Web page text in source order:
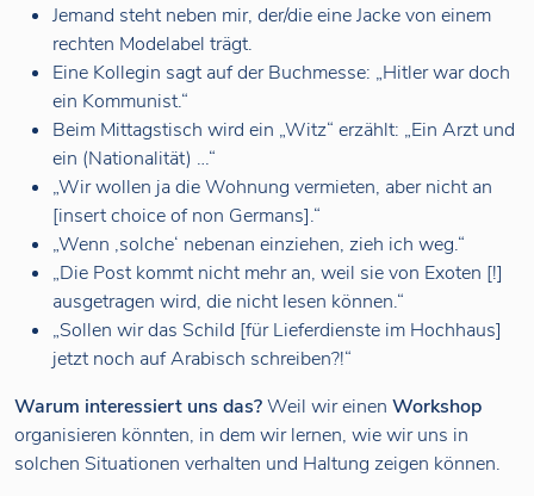
Jemand steht neben mir, der/die eine Jacke von einem
rechten Modelabel trägt.
Eine Kollegin sagt auf der Buchmesse: „Hitler war doch
ein Kommunist.“
Beim Mittagstisch wird ein „Witz“ erzählt: „Ein Arzt und
ein (Nationalität) …“
„Wir wollen ja die Wohnung vermieten, aber nicht an
[insert choice of non Germans].“
„Wenn ‚solche‘ nebenan einziehen, zieh ich weg.“
„Die Post kommt nicht mehr an, weil sie von Exoten [!]
ausgetragen wird, die nicht lesen können.“
„Sollen wir das Schild [für Lieferdienste im Hochhaus]
jetzt noch auf Arabisch schreiben?!“
Warum interessiert uns das?Weil wir einen Workshop
organisieren könnten, in dem wir lernen, wie wir uns in
solchen Situationen verhalten und Haltung zeigen können.